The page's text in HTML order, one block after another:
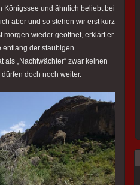
Königssee und ähnlich beliebt bei
aber und so stehen wir erst kurz
morgen wieder geöffnet, erklärt er
entlang der staubigen
„Nachtwächter“ zwar keinen
doch noch weiter.